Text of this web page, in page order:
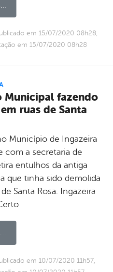
em 15/07/2020 08h28,
em 15/07/2020 08h28
Municipal fazendo
ruas de Santa
Município de Ingazeira
com a secretaria de
entulhos da antiga
que tinha sido demolida
Santa Rosa. Ingazeira
em 10/07/2020 11h57,